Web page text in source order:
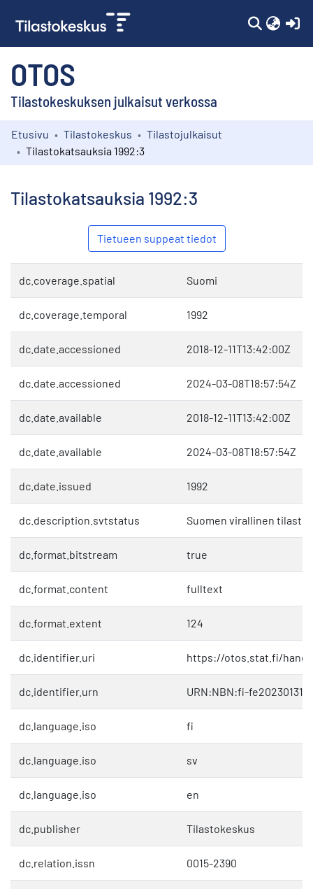
OTOS
Tilastokeskuksen julkaisut verkossa
Kokoelmat
Etusivu Tilastokeskus
Tilastojulkaisut
Tilastokatsauksia 1992:3
Tilastokatsauksia 1992:3
Tietueen suppeat tiedot
dc.coverage.spatial Suomi
dc.coverage.temporal 1992
dc.date.accessioned 2018-12-11T13:42:00Z
dc.date.accessioned 2024-03-08T18:57:54Z
dc.date.available 2018-12-11T13:42:00Z
dc.date.available 2024-03-08T18:57:54Z
dc.date.issued 1992
dc.description.svtstatus Suomen virallinen tilasto
dc.format.bitstream true
dc.format.content fulltext
dc.format.extent 124
dc.identifier.uri https://otos.stat.fi/
dc.identifier.urn URN:NBN:fi-
dc.language.iso fi
dc.language.iso sv
dc.language.iso en
dc.publisher Tilastokeskus
dc.relation.issn 0015-2390